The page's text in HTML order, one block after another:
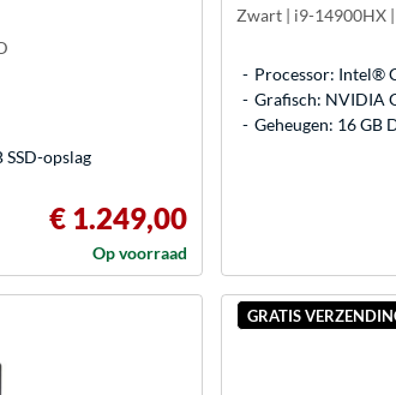
opslag
€ 1.249,00
Op voorraad
Zwart | i9-14900HX |
Processor: Intel®
Grafisch: NVIDIA
Geheugen: 16 GB
GRATIS